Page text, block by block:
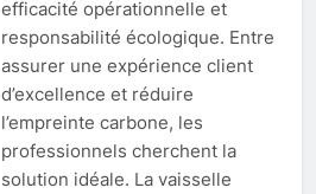
efficacité opérationnelle et
responsabilité écologique. Entre
assurer une expérience client
d’excellence et réduire
l’empreinte carbone, les
professionnels cherchent la
solution idéale. La vaisselle